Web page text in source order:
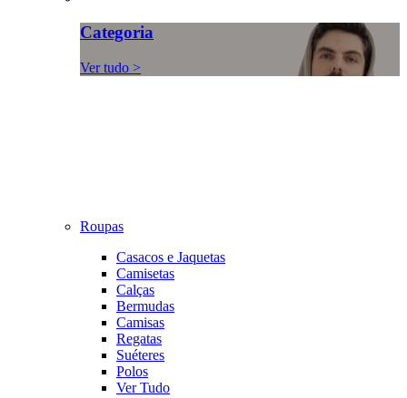
Categoria
Ver tudo >
Roupas
Casacos e Jaquetas
Camisetas
Calças
Bermudas
Camisas
Regatas
Suéteres
Polos
Ver Tudo